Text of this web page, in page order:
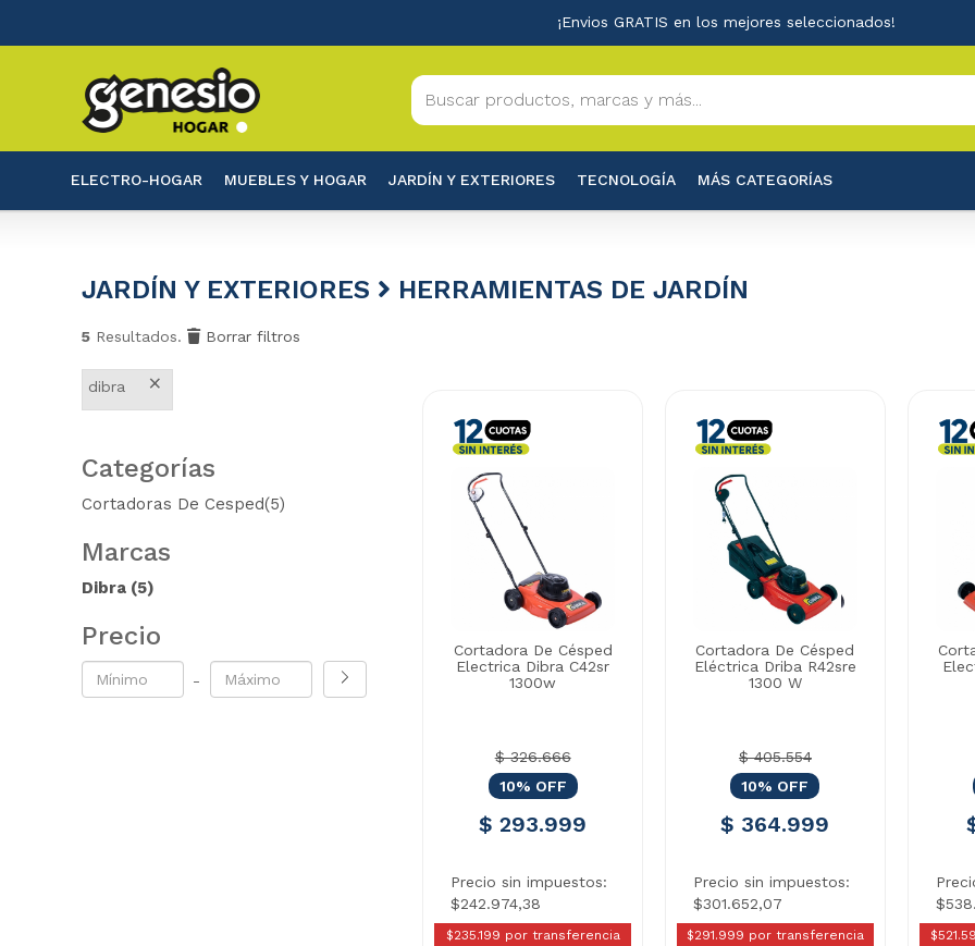
¡Envios GRATIS en los mejores seleccionados!
ELECTRO-HOGAR MUEBLES Y HOGAR JARDÍN Y EXTERIORES TECNOLOGÍA MÁS CATEGORÍAS
JARDÍN Y EXTERIORES HERRAMIENTAS DE JARDÍN
5Resultados. Borrar filtros
×
dibra
Categorías
Cortadoras De Cesped(5)
Marcas
Dibra(5)
Precio
-
Cortadora De Césped
Electrica Dibra C42sr
1300w
$ 326.666
10% OFF
$ 293.999
Precio sin impuestos:
$242.974,38
$235.199 por transferencia
Cortadora De Césped
Eléctrica Driba R42sre
1300 W
$ 405.554
10% OFF
$ 364.999
Precio sin impuestos:
$301.652,07
$291.999 por transferencia